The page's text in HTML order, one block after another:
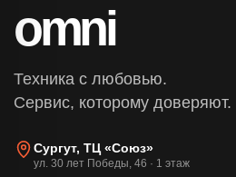
omni
Техника с любовью.
Сервис, которому доверяют.
Сургут, ТЦ «Союз»
ул. 30 лет Победы, 46 · 1 этаж